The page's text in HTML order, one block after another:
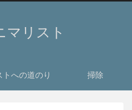
マリスト
トへの道のり 掃除